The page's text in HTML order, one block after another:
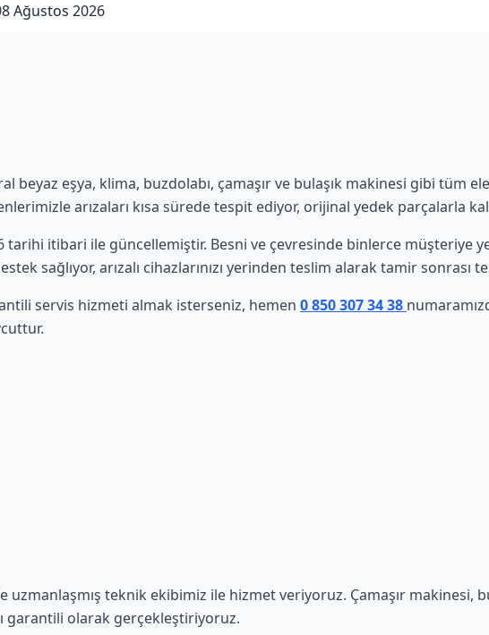
Ağustos 2026
beyaz eşya, klima, buzdolabı, çamaşır ve bulaşık makinesi gibi tüm
arızaları kısa sürede tespit ediyor, orijinal yedek parçalarla
tarihi itibari ile güncellemiştir. Besni ve çevresinde binlerce müşteriye
sağlıyor, arızalı cihazlarınızı yerinden teslim alarak tamir sonrası
servis hizmeti almak isterseniz, hemen 0 850 307 34 38
teknik ekibimiz ile hizmet veriyoruz. Çamaşır makinesi,
garantili olarak gerçekleştiriyoruz.